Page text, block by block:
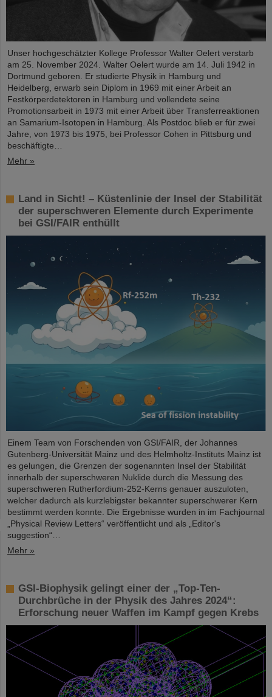
Unser hochgeschätzter Kollege Professor Walter Oelert verstarb
am 25. November 2024. Walter Oelert wurde am 14. Juli 1942 in
Dortmund geboren. Er studierte Physik in Hamburg und
Heidelberg, erwarb sein Diplom in 1969 mit einer Arbeit an
Festkörperdetektoren in Hamburg und vollendete seine
Promotionsarbeit in 1973 mit einer Arbeit über Transferreaktionen
an Samarium-Isotopen in Hamburg. Als Postdoc blieb er für zwei
Jahre, von 1973 bis 1975, bei Professor Cohen in Pittsburg und
beschäftigte…
Mehr »
Land in Sicht! – Küstenlinie der Insel der Stabilität
der superschweren Elemente durch Experimente
bei GSI/FAIR enthüllt
Einem Team von Forschenden von GSI/FAIR, der Johannes
Gutenberg-Universität Mainz und des Helmholtz-Instituts Mainz ist
es gelungen, die Grenzen der sogenannten Insel der Stabilität
innerhalb der superschweren Nuklide durch die Messung des
superschweren Rutherfordium-252-Kerns genauer auszuloten,
welcher dadurch als kurzlebigster bekannter superschwerer Kern
bestimmt werden konnte. Die Ergebnisse wurden in im Fachjournal
„Physical Review Letters“ veröffentlicht und als „Editor's
suggestion“…
Mehr »
GSI-Biophysik gelingt einer der „Top-Ten-
Durchbrüche in der Physik des Jahres 2024“:
Erforschung neuer Waffen im Kampf gegen Krebs